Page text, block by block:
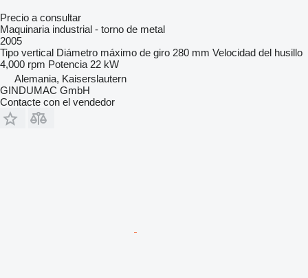
Precio a consultar
Maquinaria industrial - torno de metal
2005
Tipo vertical Diámetro máximo de giro 280 mm Velocidad del husillo
4,000 rpm Potencia 22 kW
Alemania, Kaiserslautern
GINDUMAC GmbH
Contacte con el vendedor